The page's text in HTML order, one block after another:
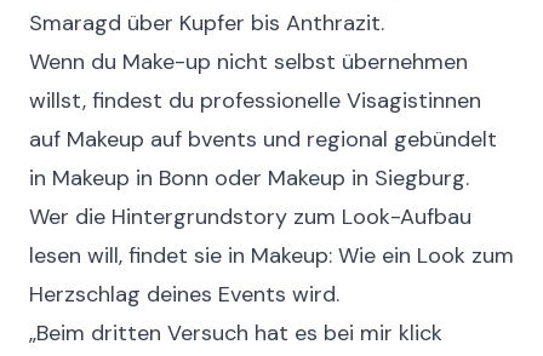
Smaragd über Kupfer bis Anthrazit.
Wenn du Make-up nicht selbst übernehmen
willst, findest du professionelle Visagistinnen
auf Makeup auf bvents und regional gebündelt
in Makeup in Bonn oder Makeup in Siegburg.
Wer die Hintergrundstory zum Look-Aufbau
lesen will, findet sie in Makeup: Wie ein Look zum
Herzschlag deines Events wird.
„Beim dritten Versuch hat es bei mir klick